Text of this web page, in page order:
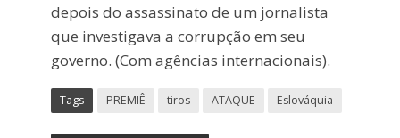
depois do assassinato de um jornalista
que investigava a corrupção em seu
governo. (Com agências internacionais).
Tags PREMIÊ tiros ATAQUE Eslováquia